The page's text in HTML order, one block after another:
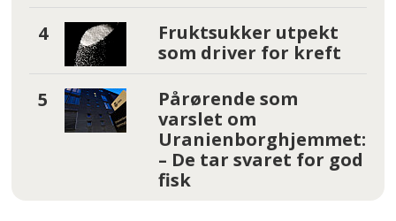
Fruktsukker utpekt
som driver for kreft
Pårørende som
varslet om
Uranienborghjemmet:
– De tar svaret for god
fisk